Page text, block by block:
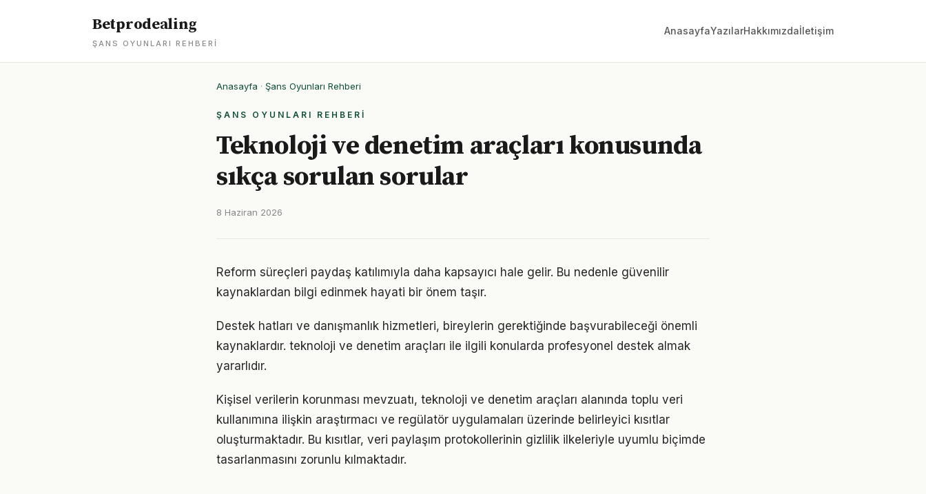
Betprodealing
ŞANS OYUNLARI REHBERI
AnasayfaYazılarHakkımızdaİletişim
Anasayfa · Şans Oyunları Rehberi
ŞANS OYUNLARI REHBERI
Teknoloji ve denetim araçları konusunda
sıkça sorulan sorular
8 Haziran 2026
Reform süreçleri paydaş katılımıyla daha kapsayıcı hale gelir. Bu nedenle güvenilir
kaynaklardan bilgi edinmek hayati bir önem taşır.
Destek hatları ve danışmanlık hizmetleri, bireylerin gerektiğinde başvurabileceği önemli
kaynaklardır. teknoloji ve denetim araçları ile ilgili konularda profesyonel destek almak
yararlıdır.
Kişisel verilerin korunması mevzuatı, teknoloji ve denetim araçları alanında toplu veri
kullanımına ilişkin araştırmacı ve regülatör uygulamaları üzerinde belirleyici kısıtlar
oluşturmaktadır. Bu kısıtlar, veri paylaşım protokollerinin gizlilik ilkeleriyle uyumlu biçimde
tasarlanmasını zorunlu kılmaktadır.